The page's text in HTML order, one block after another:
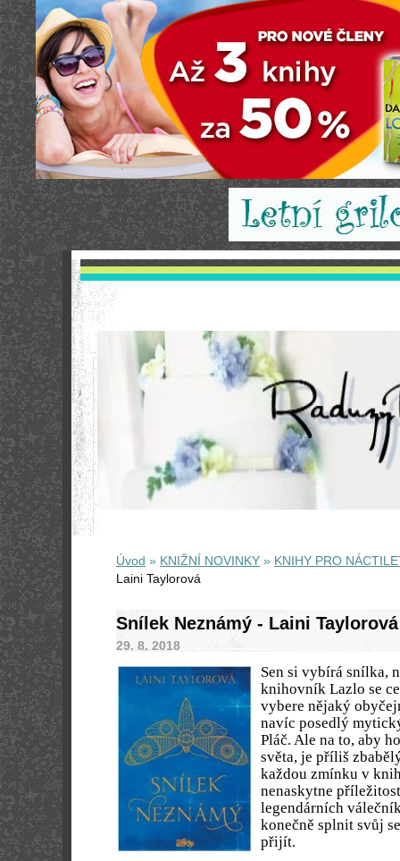
Úvod » KNIŽNÍ NOVINKY » KNIHY PRO
Laini Taylorová
Snílek Neznámý - Laini Taylorová
29. 8. 2018
Sen si vybírá snílka,
knihovník Lazlo se
vybere nějaký
navíc posedlý
Pláč. Ale na to, aby
světa, je příliš
každou zmínku v
nenaskytne
legendárních
konečně splnit svůj
přijít.